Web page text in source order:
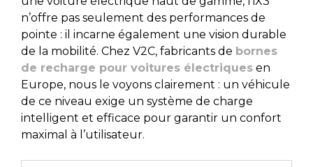
n’offre pas seulement des performances de
pointe : il incarne également une vision durable
de la mobilité. Chez V2C, fabricants de bornes
de recharge pour voitures électriques en
Europe, nous le voyons clairement : un véhicule
de ce niveau exige un système de charge
intelligent et efficace pour garantir un confort
maximal à l’utilisateur.